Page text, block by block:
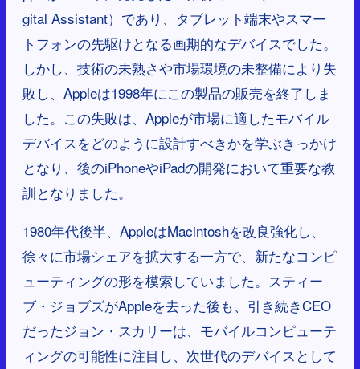
gital Assistant）であり、タブレット端末やスマー
トフォンの先駆けとなる画期的なデバイスでした。
しかし、技術の未熟さや市場環境の未整備により失
敗し、Appleは1998年にこの製品の販売を終了しま
した。この失敗は、Appleが市場に適したモバイル
デバイスをどのように設計すべきかを学ぶきっかけ
となり、後のiPhoneやiPadの開発において重要な教
訓となりました。
1980年代後半、AppleはMacintoshを改良強化し、
徐々に市場シェアを拡大する一方で、新たなコンピ
ューティングの形を模索していました。スティー
ブ・ジョブズがAppleを去った後も、引き続きCEO
だったジョン・スカリーは、モバイルコンピューテ
ィングの可能性に注目し、次世代のデバイスとして